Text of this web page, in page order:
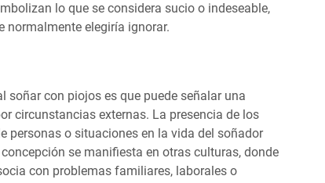
lo que se considera sucio o indeseable,
normalmente elegiría ignorar.
soñar con piojos es que puede señalar una
circunstancias externas. La presencia de los
personas o situaciones en la vida del soñador
se manifiesta en otras culturas, donde
con problemas familiares, laborales o